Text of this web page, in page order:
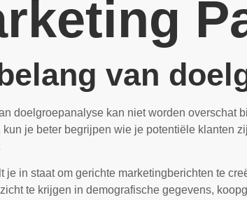
van
doelgroepanalyse kan niet worden overschat
kun je beter begrijpen wie je potentiële klanten
je in staat om gerichte marketingberichten te
te krijgen in demografische gegevens,